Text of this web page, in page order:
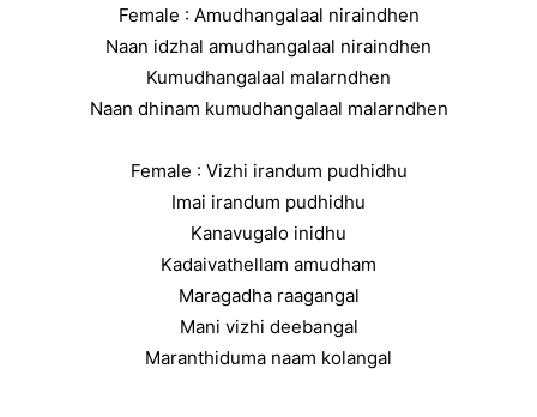
Female : Amudhangalaal niraindhen
Naan idzhal amudhangalaal niraindhen
Kumudhangalaal malarndhen
Naan dhinam kumudhangalaal malarndhen
Female : Vizhi irandum pudhidhu
Imai irandum pudhidhu
Kanavugalo inidhu
Kadaivathellam amudham
Maragadha raagangal
Mani vizhi deebangal
Maranthiduma naam kolangal